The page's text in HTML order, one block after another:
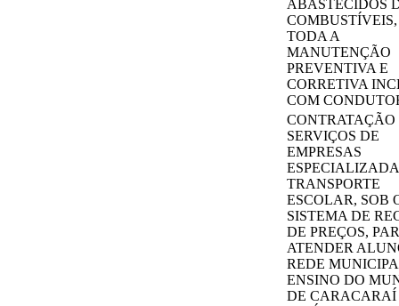
ABASTECIDOS
TODA A
MANUTENÇÃO
PREVENTIVA E
CORRETIVA
COM
CONTRATAÇÃO
SERVIÇOS DE
EMPRESAS
TRANSPORTE
ESCOLAR, SOB
SISTEMA DE
DE PREÇOS,
ATENDER
REDE
ENSINO DO
DE CARACARAÍ